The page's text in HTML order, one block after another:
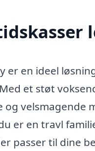
er en ideel
et støt
og
er en travl
passer til dine